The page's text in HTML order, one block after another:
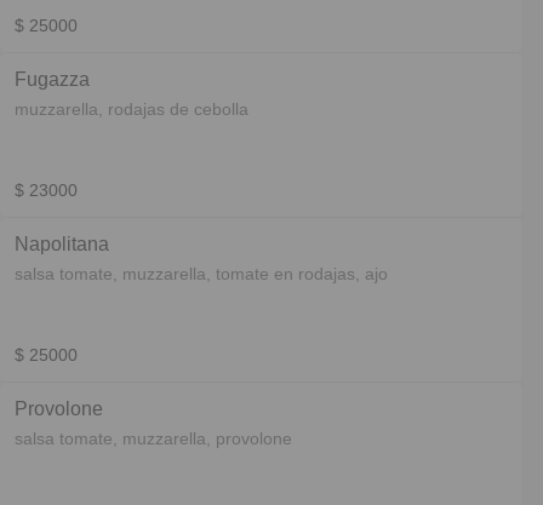
$ 25000
Fugazza
muzzarella, rodajas de cebolla
$ 23000
Napolitana
salsa tomate, muzzarella, tomate en rodajas, ajo
$ 25000
Provolone
salsa tomate, muzzarella, provolone